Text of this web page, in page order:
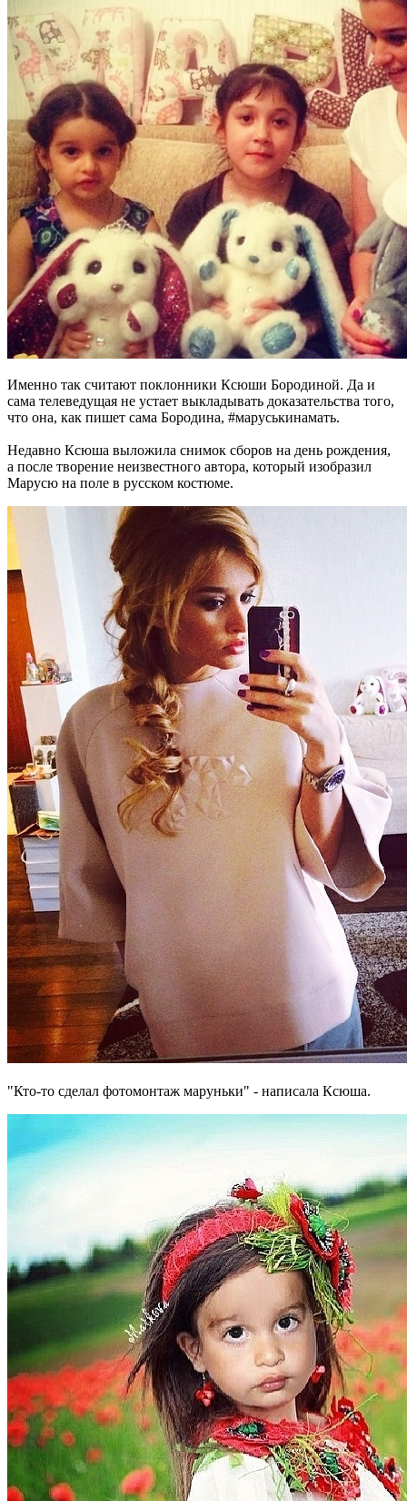
Именно так считают поклонники Ксюши Бородиной. Да и
сама телеведущая не устает выкладывать доказательства того,
что она, как пишет сама Бородина, #маруськинамать.
Недавно Ксюша выложила снимок сборов на день рождения,
а после творение неизвестного автора, который изобразил
Марусю на поле в русском костюме.
"Кто-то сделал фотомонтаж маруньки" - написала Ксюша.